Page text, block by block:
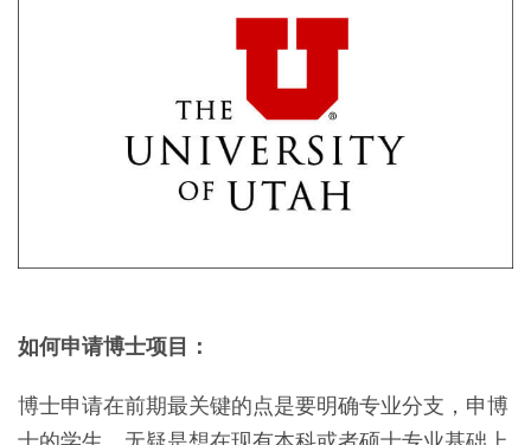
如何申请博士项目：
博士申请在前期最关键的点是要明确专业分支，申博